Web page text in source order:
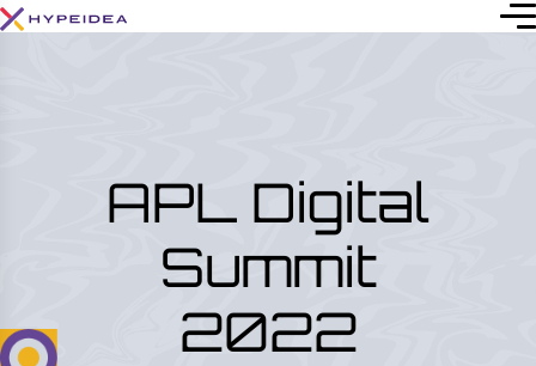
APL Digital
Summit
2022